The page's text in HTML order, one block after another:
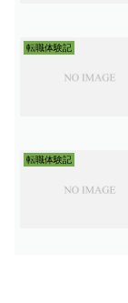
転職体験記
転職体験記